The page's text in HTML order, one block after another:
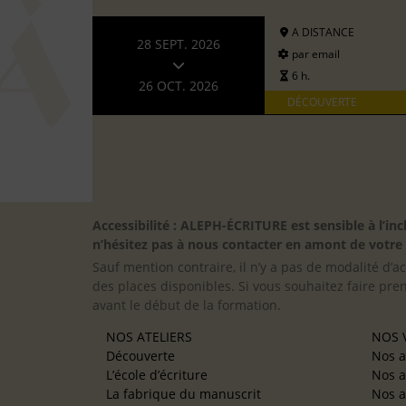
28 SEPT. 2026
26 OCT. 2026
A DISTANCE
par email
6 h.
DÉCOUVERTE
Accessibilité : ALEPH-ÉCRITURE est sensible à
n’hésitez pas à nous contacter en amont de
Sauf mention contraire, il n’y a pas de modalité
des places disponibles. Si vous souhaitez faire
avant le début de la formation.
NOS ATELIERS
Découverte
L’école d’écriture
La fabrique du manuscrit
NOS
Nos
Nos
Nos